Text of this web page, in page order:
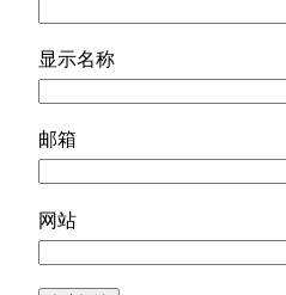
显示名称
邮箱
网站